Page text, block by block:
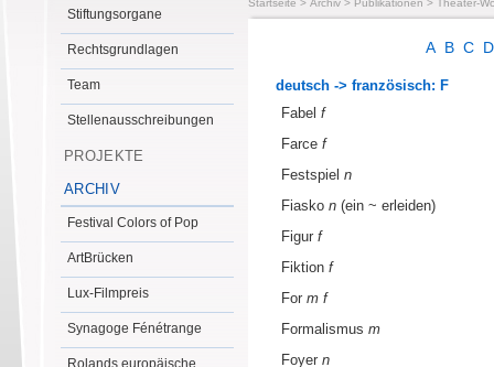
Stiftungsorgane
Rechtsgrundlagen
Team
Stellenausschreibungen
PROJEKTE
ARCHIV
Festival Colors of Pop
ArtBrücken
Lux-Filmpreis
Synagoge Fénétrange
Rolands europäische
Startseite > Archiv > Publikationen > Theater-
A B C
deutsch -> französisch: F
Fabel f
Farce f
Festspiel n
Fiasko n (ein ~ erleiden)
Figur f
Fiktion f
For m f
Formalismus m
Foyer n